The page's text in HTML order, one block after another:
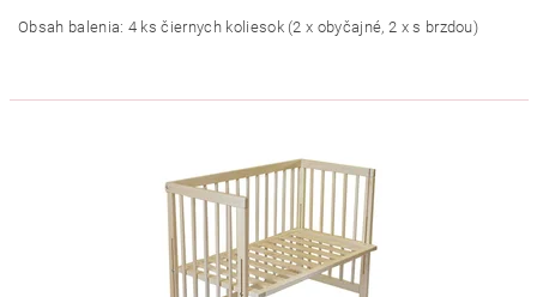
Obsah balenia: 4 ks čiernych koliesok (2 x obyčajné, 2 x s brzdou)